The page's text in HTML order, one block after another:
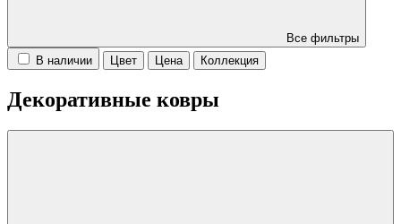
Все фильтры
В наличии
Цвет Цена Коллекция
Декоративные ковры